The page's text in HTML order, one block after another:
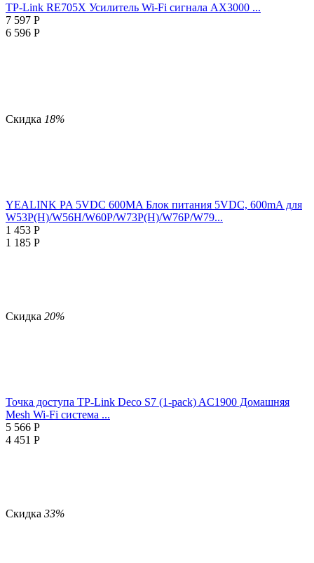
TP-Link RE705X Усилитель Wi-Fi сигнала AX3000 ...
7 597 Р
6 596 Р
Скидка 18%
YEALINK PA 5VDC 600MA Блок питания 5VDC, 600mA для
W53P(H)/W56H/W60P/W73P(H)/W76P/W79...
1 453 Р
1 185 Р
Скидка 20%
Точка доступа TP-Link Deco S7 (1-pack) AC1900 Домашняя
Mesh Wi-Fi система ...
5 566 Р
4 451 Р
Скидка 33%